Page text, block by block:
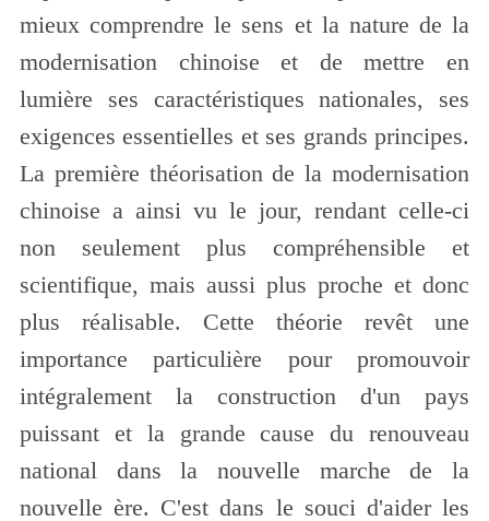
mieux comprendre le sens et la nature de la
modernisation chinoise et de mettre en
lumière ses caractéristiques nationales, ses
exigences essentielles et ses grands principes.
La première théorisation de la modernisation
chinoise a ainsi vu le jour, rendant celle-ci
non seulement plus compréhensible et
scientifique, mais aussi plus proche et donc
plus réalisable. Cette théorie revêt une
importance particulière pour promouvoir
intégralement la construction d'un pays
puissant et la grande cause du renouveau
national dans la nouvelle marche de la
nouvelle ère. C'est dans le souci d'aider les